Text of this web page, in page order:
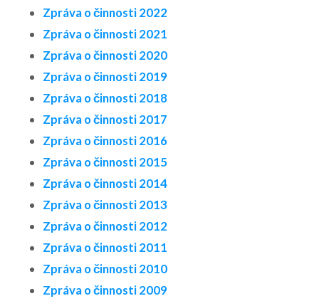
Zpráva o činnosti 2022
Zpráva o činnosti 2021
Zpráva o činnosti 2020
Zpráva o činnosti 2019
Zpráva o činnosti 2018
Zpráva o činnosti 2017
Zpráva o činnosti 2016
Zpráva o činnosti 2015
Zpráva o činnosti 2014
Zpráva o činnosti 2013
Zpráva o činnosti 2012
Zpráva o činnosti 2011
Zpráva o činnosti 2010
Zpráva o činnosti 2009